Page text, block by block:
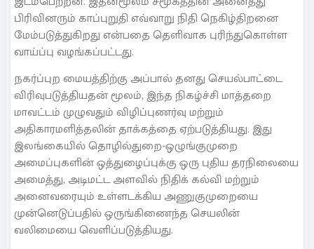
பிரிவினரும் காப்புறுதி எவ்வாறு நிதி நெகிழ்திறனை
மேம்படுத்துகிறது என்பதை தெளிவாக புரிந்துகொள்ள
வாய்ப்பு வழங்கப்பட்டது.
நகர்ப்புற மையத்திற்கு அப்பால் தனது செயல்பாட்டை
விரிவுபடுத்தியதன் மூலம், இந்த நிகழ்ச்சி மாத்தறை
மாவட்டம் முழுவதும் விழிப்புணர்வு மற்றும்
அதிகாரமளித்தலின் தாக்கத்தை ஏற்படுத்தியது. இது
இலங்கையில் தொழில்துறை-ஒழுங்குமுறை
அமைப்புகளின் ஒத்துழைப்புக்கு ஒரு புதிய தரநிலையை
அமைத்து, அடிமட்ட அளவில் நிதிக் கல்வி மற்றும்
அனைவரையும் உள்ளடக்கிய அணுகுமுறையை
முன்னெடுப்பதில் ஒருங்கிணைந்த செயலின்
வலிமையை வெளிப்படுத்தியது.